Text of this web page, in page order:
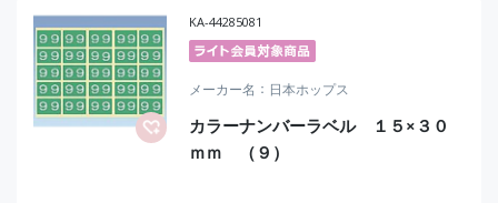
KA-44285081
メーカー名 日本ホップス
カラーナンバーラベル １５×３０
ｍｍ （９）